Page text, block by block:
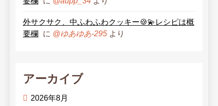
外サクサク、中ふわふわクッキー🍪💫レシピは概
要欄 に @ゆあゆあ-295 より
アーカイブ
2026年8月